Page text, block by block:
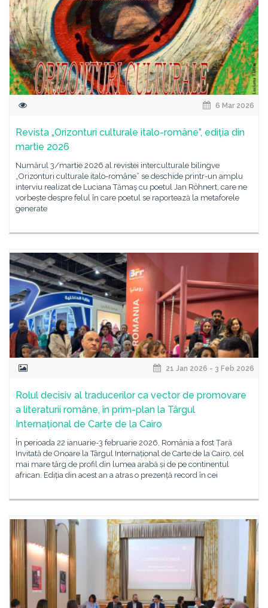
6 Mar 2026
Revista „Orizonturi culturale italo-române”, ediția din
martie 2026
Numărul 3/martie 2026 al revistei interculturale bilingve
„Orizonturi culturale italo-române” se deschide printr-un amplu
interviu realizat de Luciana Tămaş cu poetul Jan Röhnert, care ne
vorbește despre felul în care poetul se raportează la metaforele
generate
21 Jan 2026 - 3 Feb 2026
Rolul decisiv al traducerilor ca vector de promovare
a literaturii române, în prim-plan la Târgul
Internațional de Carte de la Cairo
În perioada 22 ianuarie-3 februarie 2026, România a fost Țară
Invitată de Onoare la Târgul Internațional de Carte de la Cairo, cel
mai mare târg de profil din lumea arabă și de pe continentul
african. Ediția din acest an a atras o prezență record în cei